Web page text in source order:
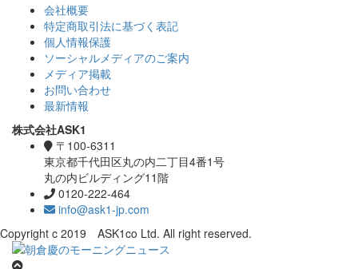
会社概要
特定商取引法に基づく表記
個人情報保護
ソーシャルメディアのご案内
メディア掲載
お問い合わせ
最新情報
株式会社ASK1
〒100-6311
東京都千代田区丸の内二丁目4番1号
丸の内ビルディング11階
0120-222-464
info@ask1-jp.com
Copyright c 2019 ASK1co Ltd. All right reserved.